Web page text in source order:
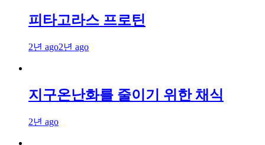
피타고라스 프로틴
2년 ago2년 ago
지구온난화를 줄이기 위한 채식
2년 ago